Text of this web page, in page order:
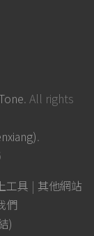
. All rights
.
工具 | 其他網站
們
)